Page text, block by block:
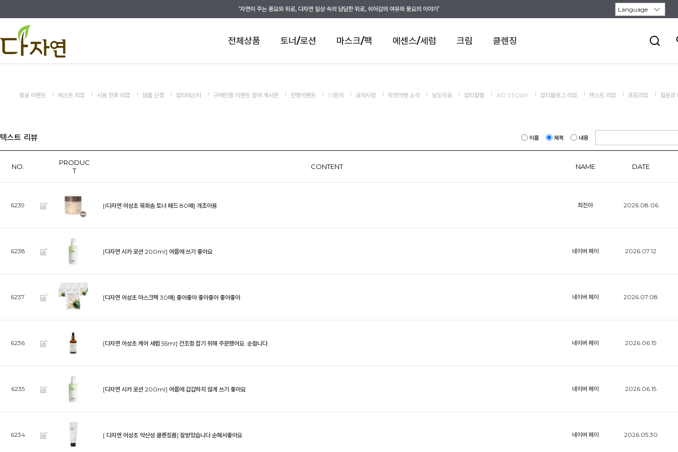
‘자연이 주는 풍요와 위로, 다자연 일상 속의 담담한 위로, 쉬어감의 여유와 풍요의 이야기’
전체상품 토너/로션 마스크/팩 에센스/세럼 크림 클렌징
종료 이벤트 베스트 리뷰 사용 전후 리뷰 샘플 신청 뷰티테스터 구매인증 이벤트 참여 게시판 진행이벤트 1:1문의 공지사항 자연의벗 소식 보도자료 뷰티칼럼 AD STORY 뷰티블로그 리뷰 텍스트 리뷰 포토리뷰 질문과
텍스트 리뷰 이름 제목 내용
NO.
PRODUC
T
CONTENT NAME DATE
6239 [l다자연 어성초 목화솜 토너 패드 80매] 개조아용 최진아 2026.08.06
6238 [다자연 시카 로션 200ml] 여름에 쓰기 좋아요 네이버 페이 2026.07.12
6237 [다자연 어성초 마스크팩 30매] 좋아좋아 좋아좋아 좋아좋아 네이버 페이 2026.07.08
6236 [다자연 어성초 케어 세럼 55ml] 건조함 잡기 위해 주문했어요. 순합니다. 네이버 페이 2026.06.15
6235 [다자연 시카 로션 200ml] 여름에 갑갑하지 않게 쓰기 좋아요 네이버 페이 2026.06.15
6234 [ 다자연 어성초 약산성 클렌징폼] 잘받았습니다 순해서좋아요 네이버 페이 2026.05.30